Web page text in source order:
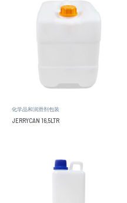
化学品和润滑剂包装
JERRYCAN 16,5LTR